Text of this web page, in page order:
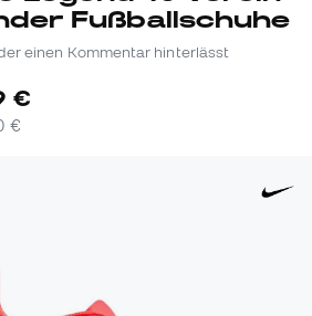
Fußballschuhe
einen Kommentar hinterlässt
€
€